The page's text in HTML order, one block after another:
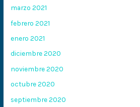
marzo 2021
febrero 2021
enero 2021
diciembre 2020
noviembre 2020
octubre 2020
septiembre 2020